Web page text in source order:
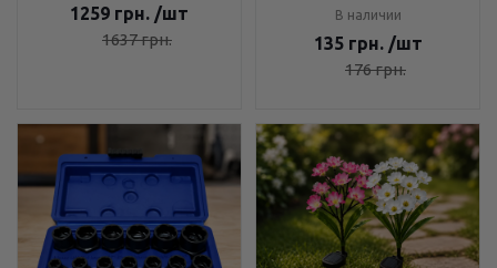
1259 грн. /шт
1637грн.
В наличии
135 грн. /шт
176грн.